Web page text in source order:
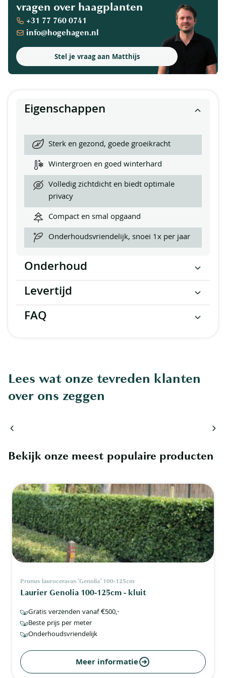
vragen over haagplanten
Stel je vraag aan Matthijs
+31 77 760 0741
info@hogehagen.nl
Eigenschappen
Sterk en gezond, goede groeikracht
Wintergroen en goed winterhard
Volledig zichtdicht en biedt optimale
privacy
Compact en smal opgaand
Onderhoudsvriendelijk, snoei 1x per jaar
Onderhoud
Levertijd
FAQ
Lees wat onze tevreden klanten
over ons zeggen
Bekijk onze meest populaire producten
Prunus laurocerasus "Genolia" 100-125cm
Laurier Genolia 100-125cm - kluit
Gratis verzenden vanaf €500,-
Beste prijs per meter
Onderhoudsvriendelijk
Meer informatie